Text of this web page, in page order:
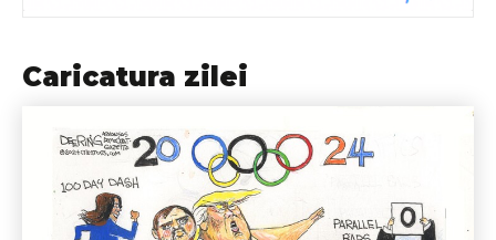
Caricatura zilei